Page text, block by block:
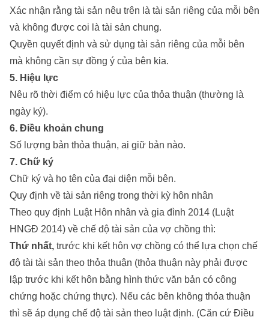
Xác nhận rằng tài sản nêu trên là tài sản riêng của mỗi bên
và không được coi là tài sản chung.
Quyền quyết định và sử dụng tài sản riêng của mỗi bên
mà không cần sự đồng ý của bên kia.
5. Hiệu lực
Nêu rõ thời điểm có hiệu lực của thỏa thuận (thường là
ngày ký).
6. Điều khoản chung
Số lượng bản thỏa thuận, ai giữ bản nào.
7. Chữ ký
Chữ ký và họ tên của đại diện mỗi bên.
Quy định về tài sản riêng trong thời kỳ hôn nhân
Theo quy định Luật Hôn nhân và gia đình 2014 (Luật
HNGĐ 2014) về chế độ tài sản của vợ chồng thì:
Thứ nhất, trước khi kết hôn vợ chồng có thể lựa chọn chế
độ tài tài sản theo thỏa thuận (thỏa thuận này phải được
lập trước khi kết hôn bằng hình thức văn bản có công
chứng hoặc chứng thực). Nếu các bên không thỏa thuận
thì sẽ áp dụng chế độ tài sản theo luật định. (Căn cứ Điều